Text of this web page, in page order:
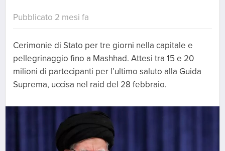
Pubblicato 2 mesi fa
Cerimonie di Stato per tre giorni nella capitale e
pellegrinaggio fino a Mashhad. Attesi tra 15 e 20
milioni di partecipanti per l’ultimo saluto alla Guida
Suprema, uccisa nel raid del 28 febbraio.